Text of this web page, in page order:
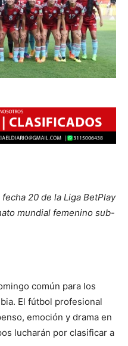
20 de la Liga BetPlay
mundial femenino sub-
común para los
El fútbol profesional
emoción y drama en
lucharán por clasificar a